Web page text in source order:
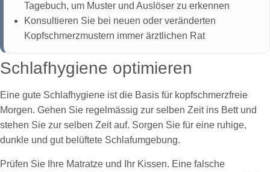
Tagebuch, um Muster und Auslöser zu erkennen
Konsultieren Sie bei neuen oder veränderten
Kopfschmerzmustern immer ärztlichen Rat
Schlafhygiene optimieren
Eine gute Schlafhygiene ist die Basis für kopfschmerzfreie
Morgen. Gehen Sie regelmässig zur selben Zeit ins Bett und
stehen Sie zur selben Zeit auf. Sorgen Sie für eine ruhige,
dunkle und gut belüftete Schlafumgebung.
Prüfen Sie Ihre Matratze und Ihr Kissen. Eine falsche